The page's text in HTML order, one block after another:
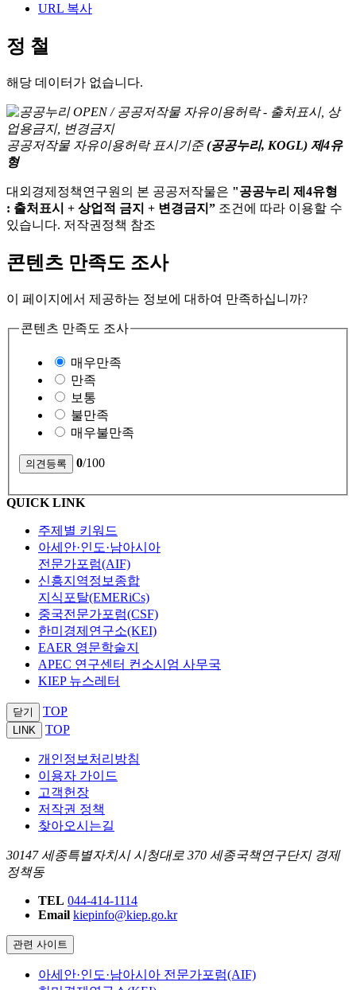
URL 복사
정 철
해당 데이터가 없습니다.
공공저작물 자유이용허락 표시기준 (공공누리, KOGL) 제4유
형
대외경제정책연구원의 본 공공저작물은 "공공누리 제4유형
: 출처표시 + 상업적 금지 + 변경금지” 조건에 따라 이용할 수
있습니다. 저작권정책 참조
콘텐츠 만족도 조사
이 페이지에서 제공하는 정보에 대하여 만족하십니까?
콘텐츠 만족도 조사
매우만족
만족
보통
불만족
매우불만족
0/100
QUICK LINK
주제별 키워드
아세안·인도·남아시아
전문가포럼(AIF)
신흥지역정보종합
지식포탈(EMERiCs)
중국전문가포럼(CSF)
한미경제연구소(KEI)
EAER 영문학술지
APEC 연구센터 컨소시엄 사무국
KIEP 뉴스레터
닫기 TOP
LINK TOP
개인정보처리방침
이용자 가이드
고객헌장
저작권 정책
찾아오시는길
30147 세종특별자치시 시청대로 370 세종국책연구단지 경제
정책동
TEL 044-414-1114
Email kiepinfo@kiep.go.kr
관련 사이트
아세안·인도·남아시아 전문가포럼(AIF)